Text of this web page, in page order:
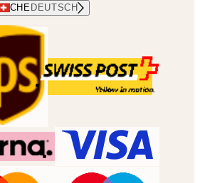
CHE DEUTSCH